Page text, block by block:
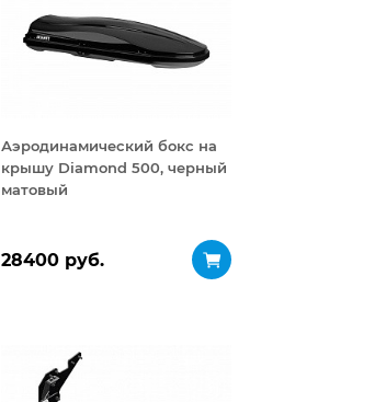
Аэродинамический бокс на
крышу Diamond 500, черный
матовый
28400 руб.